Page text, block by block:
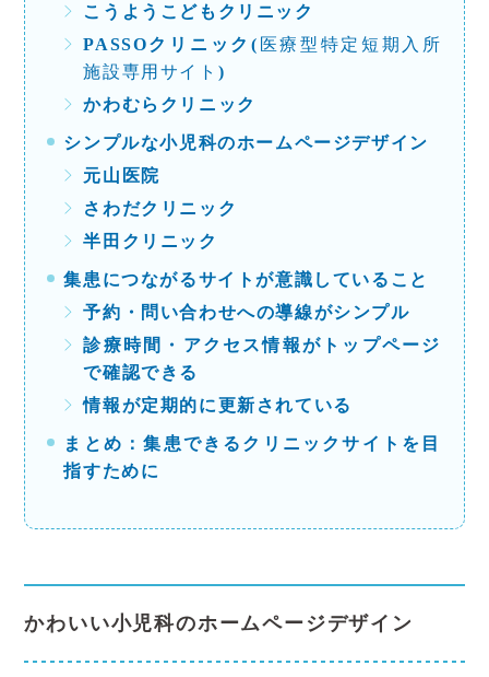
こうようこどもクリニック
PASSOクリニック( 医療型特定短期入所
施設専用サイト )
かわむらクリニック
シンプルな小児科のホームページデザイン
元山医院
さわだクリニック
半田クリニック
集患につながるサイトが意識していること
予約・問い合わせへの導線がシンプル
診療時間・アクセス情報がトップページ
で確認できる
情報が定期的に更新されている
まとめ：集患できるクリニックサイトを目
指すために
かわいい小児科のホームページデザイン